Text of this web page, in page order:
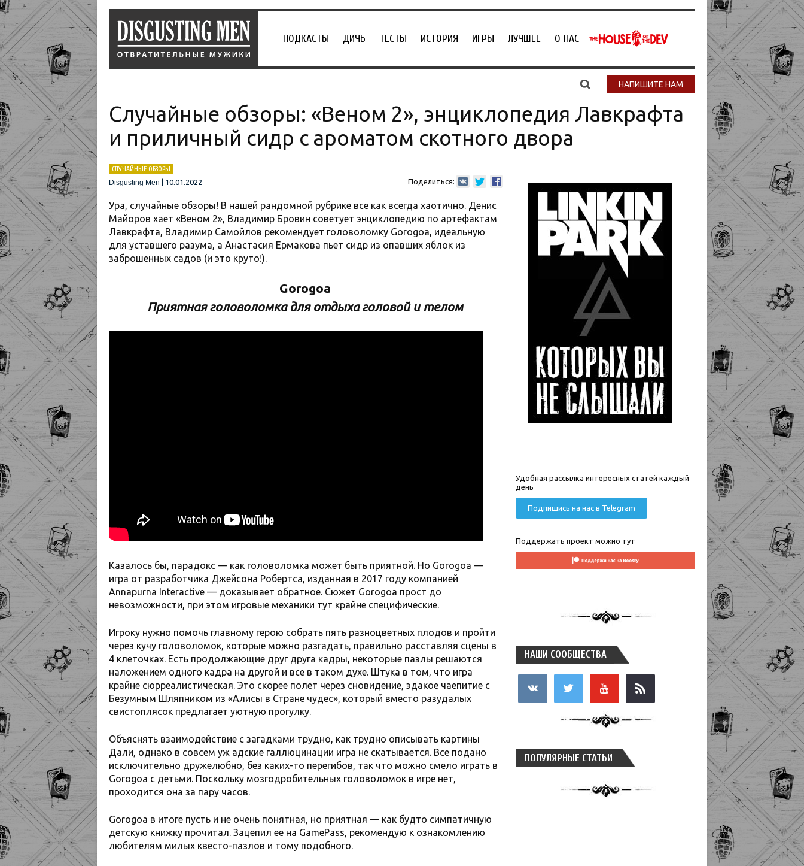
ПОДКАСТЫ ДИЧЬ ТЕСТЫ ИСТОРИЯ ИГРЫ ЛУЧШЕЕ О НАС
НАПИШИТЕ НАМ
Случайные обзоры: «Веном 2», энциклопедия Лавкрафта
и приличный сидр с ароматом скотного двора
СЛУЧАЙНЫЕ ОБЗОРЫ
Disgusting Men
10.01.2022 Поделиться:
Ура, случайные обзоры! В нашей рандомной рубрике все как всегда хаотично. Денис
Майоров хает «Веном 2», Владимир Бровин советует энциклопедию по артефактам
Лавкрафта, Владимир Самойлов рекомендует головоломку Gorogoa, идеальную
для уставшего разума, а Анастасия Ермакова пьет сидр из опавших яблок из
заброшенных садов (и это круто!).
Gorogoa
Приятная головоломка для отдыха головой и телом
Казалось бы, парадокс — как головоломка может быть приятной. Но Gorogoa —
игра от разработчика Джейсона Робертса, изданная в 2017 году компанией
Annapurna Interactive — доказывает обратное. Сюжет Gorogoa прост до
невозможности, при этом игровые механики тут крайне специфические.
Игроку нужно помочь главному герою собрать пять разноцветных плодов и пройти
через кучу головоломок, которые можно разгадать, правильно расставляя сцены в
4 клеточках. Есть продолжающие друг друга кадры, некоторые пазлы решаются
наложением одного кадра на другой и все в таком духе. Штука в том, что игра
крайне сюрреалистическая. Это скорее полет через сновидение, эдакое чаепитие с
Безумным Шляпником из «Алисы в Стране чудес», который вместо разудалых
свистоплясок предлагает уютную прогулку.
Объяснять взаимодействие с загадками трудно, как трудно описывать картины
Дали, однако в совсем уж адские галлюцинации игра не скатывается. Все подано
исключительно дружелюбно, без каких-то перегибов, так что можно смело играть в
Gorogoa с детьми. Поскольку мозгодробительных головоломок в игре нет,
проходится она за пару часов.
Gorogoa в итоге пусть и не очень понятная, но приятная — как будто симпатичную
детскую книжку прочитал. Зацепил ее на GamePass, рекомендую к ознакомлению
любителям милых квесто-пазлов и тому подобного.
Удобная рассылка интересных статей каждый
день
Подпишись на нас в Telegram
Поддержать проект можно тут
НАШИ СООБЩЕСТВА
ПОПУЛЯРНЫЕ СТАТЬИ